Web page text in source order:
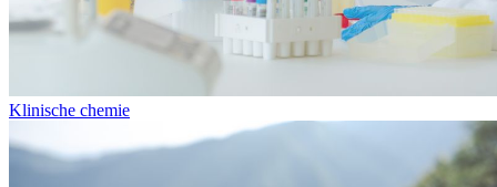
Klinische chemie